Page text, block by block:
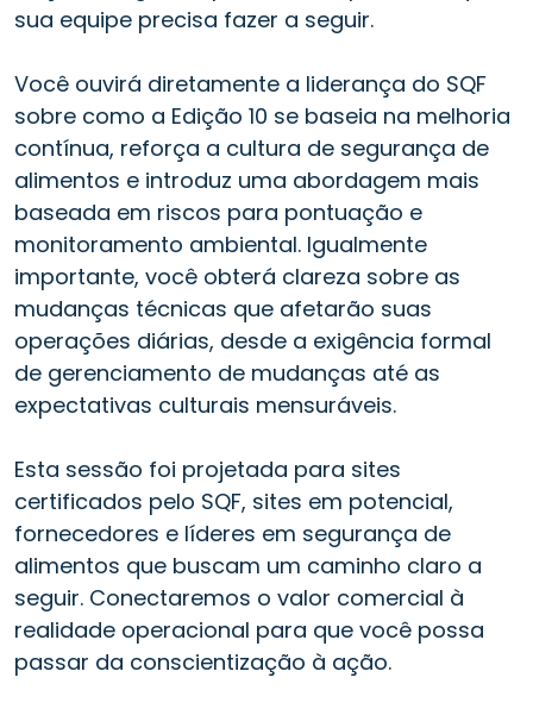
sua equipe precisa fazer a seguir.
Você ouvirá diretamente a liderança do SQF
sobre como a Edição 10 se baseia na melhoria
contínua, reforça a cultura de segurança de
alimentos e introduz uma abordagem mais
baseada em riscos para pontuação e
monitoramento ambiental. Igualmente
importante, você obterá clareza sobre as
mudanças técnicas que afetarão suas
operações diárias, desde a exigência formal
de gerenciamento de mudanças até as
expectativas culturais mensuráveis.
Esta sessão foi projetada para sites
certificados pelo SQF, sites em potencial,
fornecedores e líderes em segurança de
alimentos que buscam um caminho claro a
seguir. Conectaremos o valor comercial à
realidade operacional para que você possa
passar da conscientização à ação.